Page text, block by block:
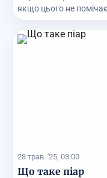
якщо цього не
28 трав. '25, 03:00
Що таке піар